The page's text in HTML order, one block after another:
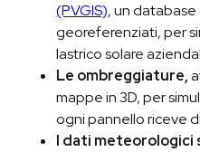
(PVGIS), un
georeferenziati, per
lastrico solare
Le ombreggiature,
mappe in 3D, per
ogni pannello riceve
I dati meteorologici